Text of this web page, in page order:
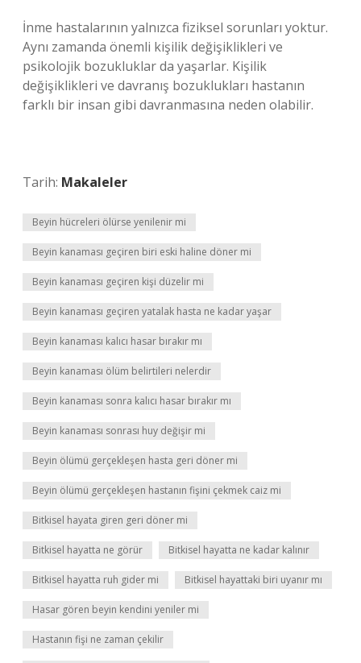
İnme hastalarının yalnızca fiziksel sorunları yoktur.
Aynı zamanda önemli kişilik değişiklikleri ve
psikolojik bozukluklar da yaşarlar. Kişilik
değişiklikleri ve davranış bozuklukları hastanın
farklı bir insan gibi davranmasına neden olabilir.
Tarih: Makaleler
Beyin hücreleri ölürse yenilenir mi
Beyin kanaması geçiren biri eski haline döner mi
Beyin kanaması geçiren kişi düzelir mi
Beyin kanaması geçiren yatalak hasta ne kadar yaşar
Beyin kanaması kalıcı hasar bırakır mı
Beyin kanaması ölüm belirtileri nelerdir
Beyin kanaması sonra kalıcı hasar bırakır mı
Beyin kanaması sonrası huy değişir mi
Beyin ölümü gerçekleşen hasta geri döner mi
Beyin ölümü gerçekleşen hastanın fişini çekmek caiz mi
Bitkisel hayata giren geri döner mi
Bitkisel hayatta ne görür Bitkisel hayatta ne kadar kalınır
Bitkisel hayatta ruh gider mi Bitkisel hayattaki biri uyanır mı
Hasar gören beyin kendini yeniler mi
Hastanın fişi ne zaman çekilir